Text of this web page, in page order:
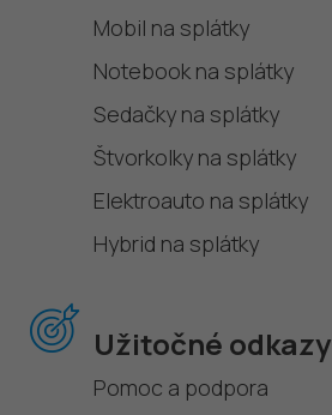
Mobil na splátky
Notebook na splátky
Sedačky na splátky
Štvorkolky na splátky
Elektroauto na splátky
Hybrid na splátky
Užitočné odkazy
Pomoc a podpora